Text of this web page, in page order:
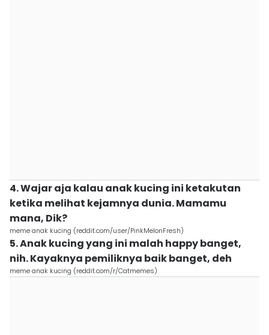
4. Wajar aja kalau anak kucing ini ketakutan
ketika melihat kejamnya dunia. Mamamu
mana, Dik?
meme anak kucing (reddit.com/user/PinkMelonFresh)
5. Anak kucing yang ini malah happy banget,
nih. Kayaknya pemiliknya baik banget, deh
meme anak kucing (reddit.com/r/Catmemes)